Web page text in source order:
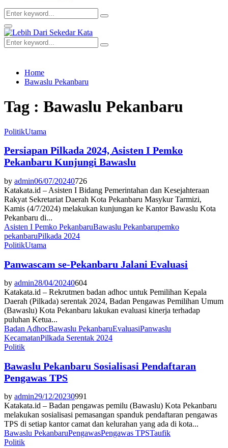
Search
for:
Search
Primary
Menu
Search
for:
Search
Home
Bawaslu Pekanbaru
Tag : Bawaslu Pekanbaru
PolitikUtama
Persiapan Pilkada 2024, Asisten I Pemko
Pekanbaru Kunjungi Bawaslu
by admin06/07/20240726
Katakata.id – Asisten I Bidang Pemerintahan dan Kesejahteraan
Rakyat Sekretariat Daerah Kota Pekanbaru Masykur Tarmizi,
Kamis (4/7/2024) melakukan kunjungan ke Kantor Bawaslu Kota
Pekanbaru di...
Asisten I Pemko PekanbaruBawaslu Pekanbarupemko
pekanbaruPilkada 2024
PolitikUtama
Panwascam se-Pekanbaru Jalani Evaluasi
by admin28/04/20240604
Katakata.id – Rekrutmen badan adhoc untuk Pemilihan Kepala
Daerah (Pilkada) serentak 2024, Badan Pengawas Pemilihan Umum
(Bawaslu) Kota Pekanbaru lakukan evaluasi kinerja terhadap
puluhan Ketua...
Badan AdhocBawaslu PekanbaruEvaluasiPanwaslu
KecamatanPilkada Serentak 2024
Politik
Bawaslu Pekanbaru Sosialisasi Pendaftaran
Pengawas TPS
by admin29/12/20230991
Katakata.id – Badan pengawas pemilu (Bawaslu) Kota Pekanbaru
melakukan sosialisasi pemasangan spanduk pendaftaran pengawas
TPS di setiap kantor camat dan kelurahan yang ada di kota...
Bawaslu PekanbaruPengawasPengawas TPSTaufik
Politik